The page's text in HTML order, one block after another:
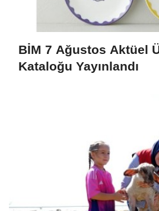
BİM 7 Ağustos Aktüel
Kataloğu Yayınlandı